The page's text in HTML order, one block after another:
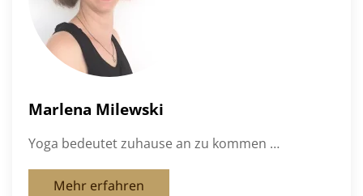
Marlena Milewski
Yoga bedeutet zuhause an zu kommen …
Mehr erfahren